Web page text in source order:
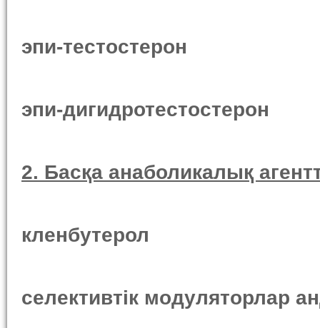
эпи-тестостерон
эпи-дигидротестостерон
2. Басқа анаболикалық агент
кленбутерол
селективтік модуляторлар